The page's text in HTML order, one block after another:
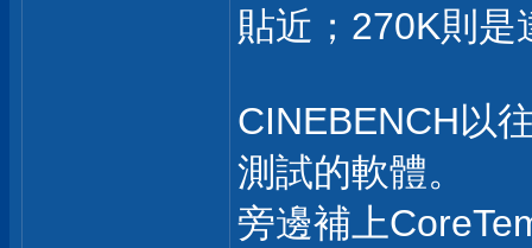
貼近；270K則
CINEBENCH以
測試的軟體。
旁邊補上